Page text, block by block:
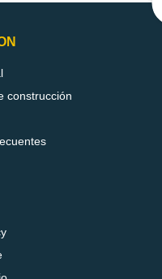
construcción